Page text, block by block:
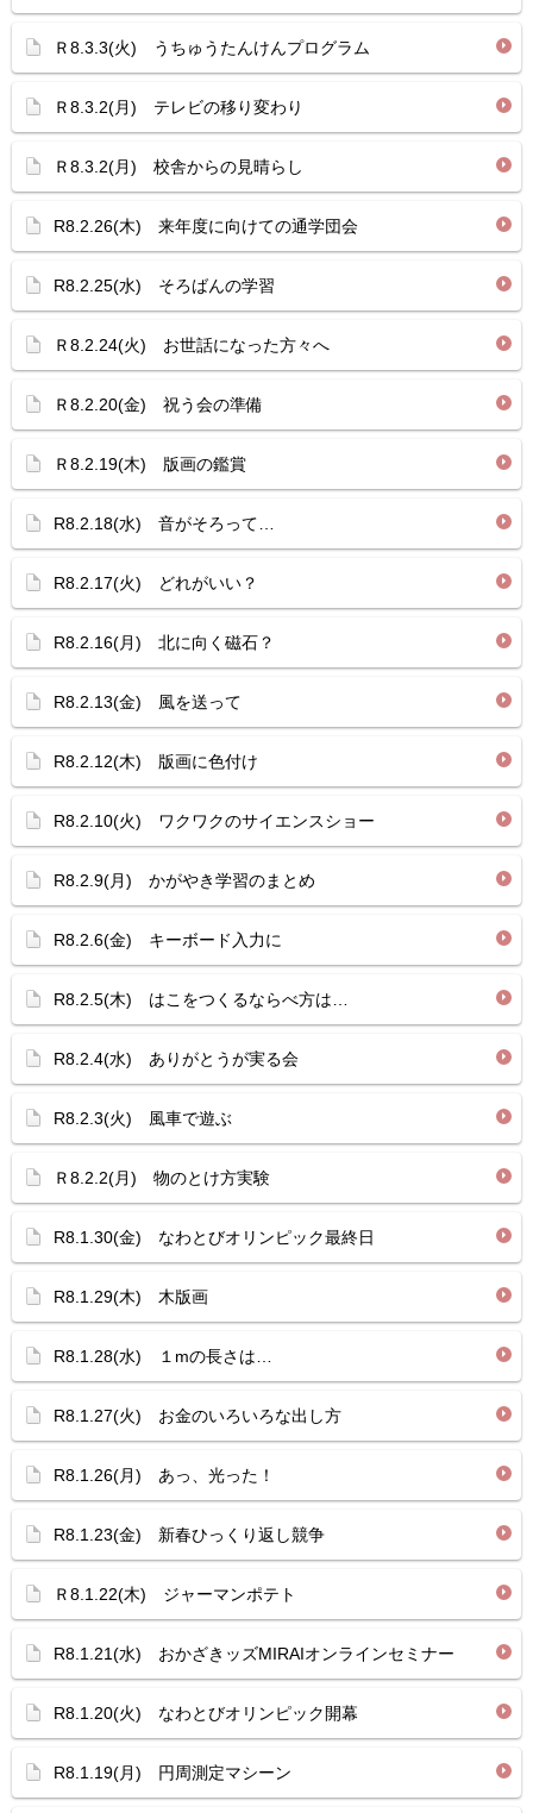
Ｒ8.3.3(火) うちゅうたんけんプログラム
Ｒ8.3.2(月) テレビの移り変わり
Ｒ8.3.2(月) 校舎からの見晴らし
R8.2.26(木) 来年度に向けての通学団会
R8.2.25(水) そろばんの学習
Ｒ8.2.24(火) お世話になった方々へ
Ｒ8.2.20(金) 祝う会の準備
Ｒ8.2.19(木) 版画の鑑賞
R8.2.18(水) 音がそろって…
R8.2.17(火) どれがいい？
R8.2.16(月) 北に向く磁石？
R8.2.13(金) 風を送って
R8.2.12(木) 版画に色付け
R8.2.10(火) ワクワクのサイエンスショー
R8.2.9(月) かがやき学習のまとめ
R8.2.6(金) キーボード入力に
R8.2.5(木) はこをつくるならべ方は…
R8.2.4(水) ありがとうが実る会
R8.2.3(火) 風車で遊ぶ
Ｒ8.2.2(月) 物のとけ方実験
R8.1.30(金) なわとびオリンピック最終日
R8.1.29(木) 木版画
R8.1.28(水) １mの長さは…
R8.1.27(火) お金のいろいろな出し方
R8.1.26(月) あっ、光った！
R8.1.23(金) 新春ひっくり返し競争
Ｒ8.1.22(木) ジャーマンポテト
R8.1.21(水) おかざきッズMIRAIオンラインセミナー
R8.1.20(火) なわとびオリンピック開幕
R8.1.19(月) 円周測定マシーン